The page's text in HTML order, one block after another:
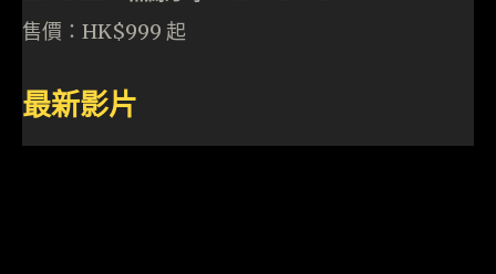
售價：HK$999 起
最新影片